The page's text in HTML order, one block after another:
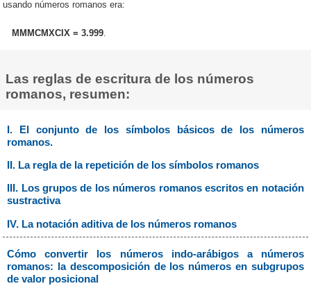
usando números romanos era:
MMMCMXCIX = 3.999
Las reglas de escritura de los números
romanos, resumen:
I. El conjunto de los símbolos básicos de los números
romanos.
II. La regla de la repetición de los símbolos romanos
III. Los grupos de los números romanos escritos en notación
sustractiva
IV. La notación aditiva de los números romanos
Cómo convertir los números indo-arábigos a números
romanos: la descomposición de los números en subgrupos
de valor posicional